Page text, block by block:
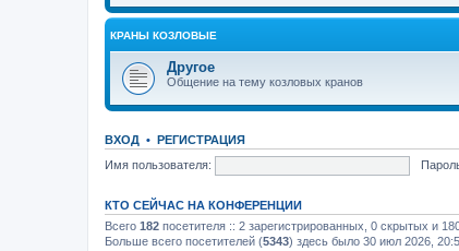
КРАНЫ КОЗЛОВЫЕ
Другое
Общение на тему козловых кранов
ВХОД • РЕГИСТРАЦИЯ
Имя пользователя:
КТО СЕЙЧАС НА КОНФЕРЕНЦИИ
Всего 182 посетителя :: 2 зарегистрированных, 0 скрытых и
Больше всего посетителей (5343) здесь было 30 июл 2026,